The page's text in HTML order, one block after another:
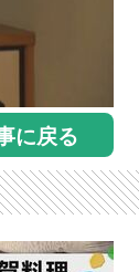
に戻る